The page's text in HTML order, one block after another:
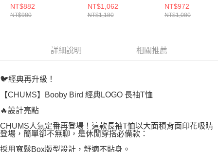
Shirt 中大童 長袖上衣
白色 CH211294W001
NT$882
NT$980
Shirt 中大童 長袖上衣
黑色 CH211411K001
NT$1,062
NT$1,180
Shirt 中大童 長
CH211294N001
NT$972
NT$1,080
詳細說明 相關推薦
🐦經典再升級！
【CHUMS】Booby Bird 經典LOGO 長袖T恤
🔥設計亮點
CHUMS人氣定番再登場！這款長袖T恤以大面積背面印花吸睛
登場，簡單卻不無聊，是休閒穿搭必備款：
採用寬鬆Box版型設計，舒適不貼身。